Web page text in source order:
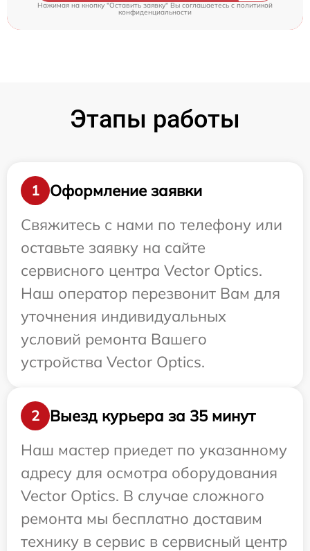
Нажимая на кнопку "Оставить заявку" Вы соглашаетесь c политикой
конфиденциальности
Этапы работы
1
Оформление заявки
Свяжитесь с нами по телефону или
оставьте заявку на сайте
сервисного центра Vector Optics.
Наш оператор перезвонит Вам для
уточнения индивидуальных
условий ремонта Вашего
устройства Vector Optics.
2
Выезд курьера за 35 минут
Наш мастер приедет по указанному
адресу для осмотра оборудования
Vector Optics. В случае сложного
ремонта мы бесплатно доставим
технику в сервис в сервисный центр